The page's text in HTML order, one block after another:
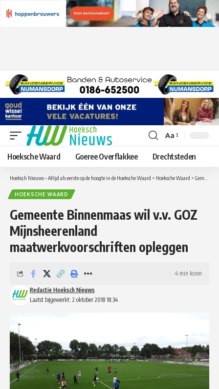
Lettergrootte
aanpassen
Aa
Hoeksche Waard Goeree Overflakkee Drechtsteden
Hoeksch Nieuws – Altijd als eerste op de hoogte in de Hoeksche Waard > Hoeksche Waard > Gemeente Binnenmaas wil v.v. GOZ Mijnsheerenland maatwerkvoorschriften opleggen
HOEKSCHE WAARD
Gemeente Binnenmaas wil v.v. GOZ
Mijnsheerenland
maatwerkvoorschriften opleggen
Laatst bijgewerkt: 2 oktober 2018 18:34
Redactie Hoeksch Nieuws
4 min lezen